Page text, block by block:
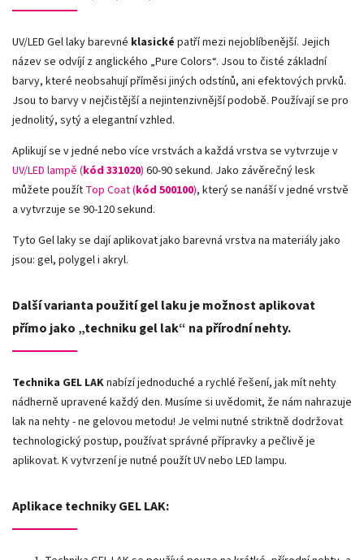
UV/LED Gel laky barevné klasické patří mezi nejoblíbenější. Jejich
název se odvíjí z anglického „Pure Colors“. Jsou to čisté základní
barvy, které neobsahují příměsi jiných odstínů, ani efektových prvků.
Jsou to barvy v nejčistější a nejintenzivnější podobě. Používají se pro
jednolitý, sytý a elegantní vzhled.
Aplikují se v jedné nebo více vrstvách a každá vrstva se vytvrzuje v
UV/LED lampě (kód 331020) 60-90 sekund. Jako závěrečný lesk
můžete použít Top Coat (kód 500100), který se nanáší v jedné vrstvě
a vytvrzuje se 90-120 sekund.
Tyto Gel laky se dají aplikovat jako barevná vrstva na materiály jako
jsou: gel, polygel i akryl.
Další varianta použití gel laku je možnost aplikovat
přímo jako „techniku gel lak“ na přírodní nehty.
Technika GEL LAKnabízí jednoduché a rychlé řešení, jak mít nehty
nádherně upravené každý den. Musíme si uvědomit, že nám nahrazuje
lak na nehty - ne gelovou metodu! Je velmi nutné striktně dodržovat
technologický postup, používat správné přípravky a pečlivě je
aplikovat. K vytvrzení je nutné použít UV nebo LED lampu.
Aplikace techniky GEL LAK: